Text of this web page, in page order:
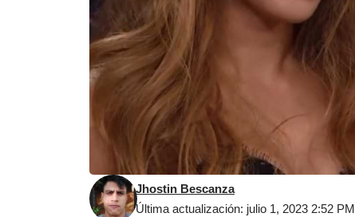
Última actualización: julio 1, 2023 2:52 PM
Jhostin Bescanza